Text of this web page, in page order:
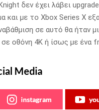
δεν έχει λάβει
και με το Xbox Series X
σε αυτό θα ήταν
σε οθόνη 4K ή ίσως με
Media
instagram